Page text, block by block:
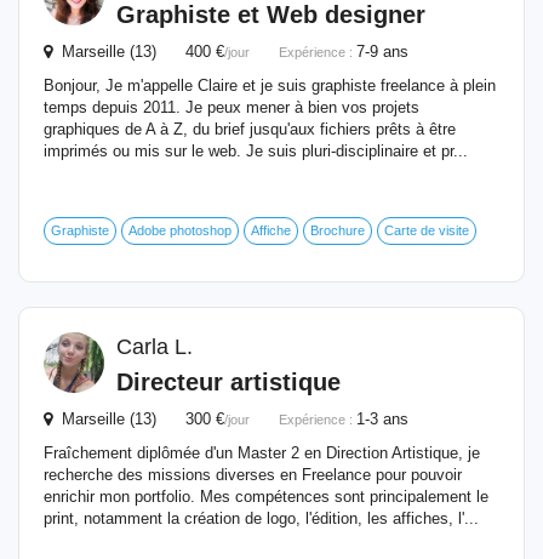
Graphiste et Web designer
Marseille (13) 400 €/jour Expérience : 7-9 ans
Bonjour, Je m'appelle Claire et je suis graphiste freelance à plein
temps depuis 2011. Je peux mener à bien vos projets
graphiques de A à Z, du brief jusqu'aux fichiers prêts à être
imprimés ou mis sur le web. Je suis pluri-disciplinaire et pr...
Graphiste Adobe photoshop Affiche Brochure Carte de visite
Carla L.
Directeur artistique
Marseille (13) 300 €/jour Expérience : 1-3 ans
Fraîchement diplômée d'un Master 2 en Direction Artistique, je
recherche des missions diverses en Freelance pour pouvoir
enrichir mon portfolio. Mes compétences sont principalement le
print, notamment la création de logo, l'édition, les affiches, l'...